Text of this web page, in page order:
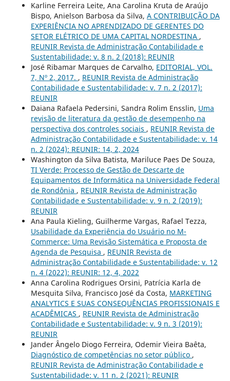
Karline Ferreira Leite, Ana Carolina Kruta de Araújo
Bispo, Anielson Barbosa da Silva, A CONTRIBUIÇÃO DA
EXPERIÊNCIA NO APRENDIZADO DE GERENTES DO
SETOR ELÉTRICO DE UMA CAPITAL NORDESTINA ,
REUNIR Revista de Administração Contabilidade e
Sustentabilidade: v. 8 n. 2 (2018): REUNIR
José Ribamar Marques de Carvalho, EDITORIAL, VOL.
7, Nº 2, 2017. , REUNIR Revista de Administração
Contabilidade e Sustentabilidade: v. 7 n. 2 (2017):
REUNIR
Daiana Rafaela Pedersini, Sandra Rolim Ensslin, Uma
revisão de literatura da gestão de desempenho na
perspectiva dos controles sociais , REUNIR Revista de
Administração Contabilidade e Sustentabilidade: v. 14
n. 2 (2024): REUNIR: 14, 2, 2024
Washington da Silva Batista, Mariluce Paes De Souza,
TI Verde: Processo de Gestão de Descarte de
Equipamentos de Informática na Universidade Federal
de Rondônia , REUNIR Revista de Administração
Contabilidade e Sustentabilidade: v. 9 n. 2 (2019):
REUNIR
Ana Paula Kieling, Guilherme Vargas, Rafael Tezza,
Usabilidade da Experiência do Usuário no M-
Commerce: Uma Revisão Sistemática e Proposta de
Agenda de Pesquisa , REUNIR Revista de
Administração Contabilidade e Sustentabilidade: v. 12
n. 4 (2022): REUNIR: 12, 4, 2022
Anna Carolina Rodrigues Orsini, Patrícia Karla de
Mesquita Silva, Francisco José da Costa, MARKETING
ANALYTICS E SUAS CONSEQUÊNCIAS PROFISSIONAIS E
ACADÊMICAS , REUNIR Revista de Administração
Contabilidade e Sustentabilidade: v. 9 n. 3 (2019):
REUNIR
Jander Ângelo Diogo Ferreira, Odemir Vieira Baêta,
Diagnóstico de competências no setor público ,
REUNIR Revista de Administração Contabilidade e
Sustentabilidade: v. 11 n. 2 (2021): REUNIR